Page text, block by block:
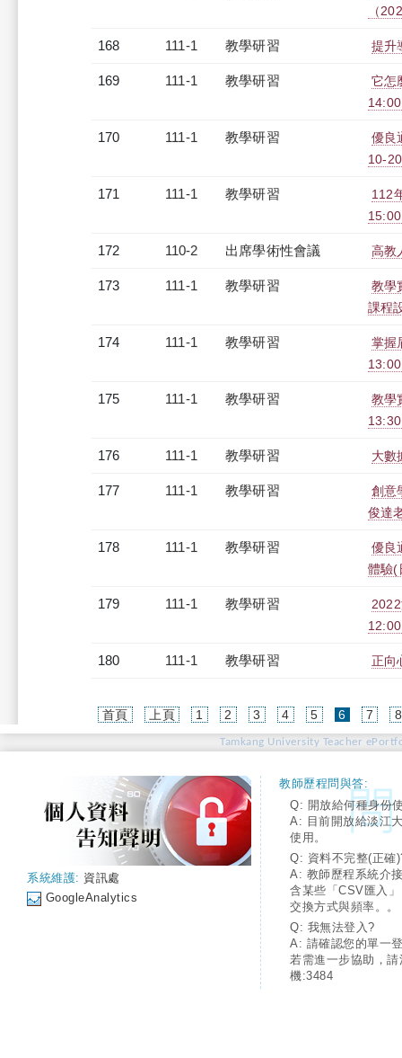
（
168 111-1 教學研習 提升
169 111-1 教學研習
它怎
170 111-1 教學研習
優良
10-
171 111-1 教學研習
112
172 110-2 出席學術性會議 高教
173 111-1 教學研習
教學
課程
174 111-1 教學研習
掌握
175 111-1 教學研習
教學
176 111-1 教學研習 大數
177 111-1 教學研習
創意
俊達
178 111-1 教學研習
優良
體驗(
179 111-1 教學研習
180 111-1 教學研習 正向
首頁 上頁 1 2 3 4 5 6(current)
7 8
Tamkang University Teacher
系統維護: 資訊處
GoogleAnalytics
教師歷程問與答:
Q: 開放給何種身份
A: 目前開放給淡江
使用。
Q: 資料不完整(正確
A: 教師歷程系統介
含某些「CSV匯入
交換方式與頻率。。
Q: 我無法登入?
A: 請確認您的單一
若需進一步協助，
機:3484